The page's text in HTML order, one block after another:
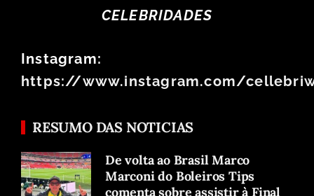
CELEBRIDADES
Instagram:
https://www.instagram.com/
RESUMO DAS NOTICIAS
De volta ao Brasil Marco
Marconi do Boleiros Tips
comenta sobre assistir à Final